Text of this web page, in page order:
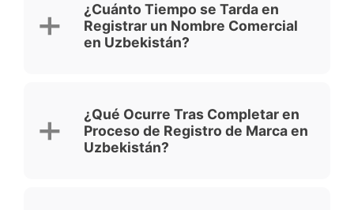
¿Cuánto Tiempo se Tarda en
Registrar un Nombre Comercial
en Uzbekistán?
¿Qué Ocurre Tras Completar en
Proceso de Registro de Marca en
Uzbekistán?